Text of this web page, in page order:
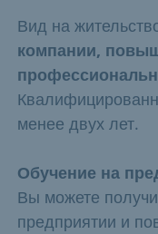
Вид на
компании,
менее двух лет.
Обучение на
Вы можете
предприятии и